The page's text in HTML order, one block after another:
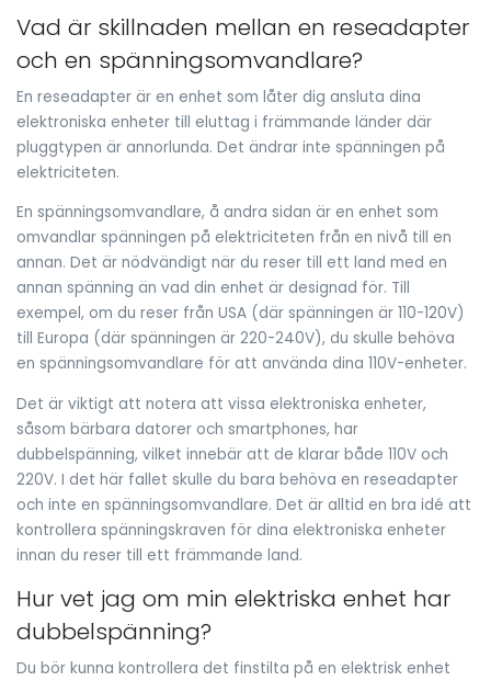
Vad är skillnaden mellan en reseadapter
och en spänningsomvandlare?
En reseadapter är en enhet som låter dig ansluta dina
elektroniska enheter till eluttag i främmande länder där
pluggtypen är annorlunda. Det ändrar inte spänningen på
elektriciteten.
En spänningsomvandlare, å andra sidan är en enhet som
omvandlar spänningen på elektriciteten från en nivå till en
annan. Det är nödvändigt när du reser till ett land med en
annan spänning än vad din enhet är designad för. Till
exempel, om du reser från USA (där spänningen är 110-120V)
till Europa (där spänningen är 220-240V), du skulle behöva
en spänningsomvandlare för att använda dina 110V-enheter.
Det är viktigt att notera att vissa elektroniska enheter,
såsom bärbara datorer och smartphones, har
dubbelspänning, vilket innebär att de klarar både 110V och
220V. I det här fallet skulle du bara behöva en reseadapter
och inte en spänningsomvandlare. Det är alltid en bra idé att
kontrollera spänningskraven för dina elektroniska enheter
innan du reser till ett främmande land.
Hur vet jag om min elektriska enhet har
dubbelspänning?
Du bör kunna kontrollera det finstilta på en elektrisk enhet